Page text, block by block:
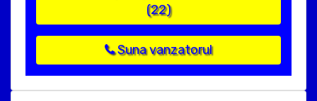
(22)
Suna vanzatorul